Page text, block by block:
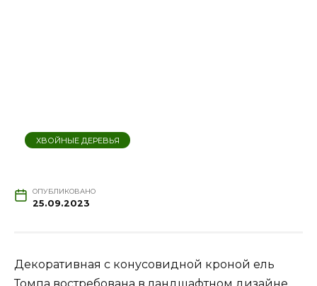
ХВОЙНЫЕ ДЕРЕВЬЯ
ОПУБЛИКОВАНО
25.09.2023
Декоративная с конусовидной кроной ель
Томпа востребована в ландшафтном дизайне